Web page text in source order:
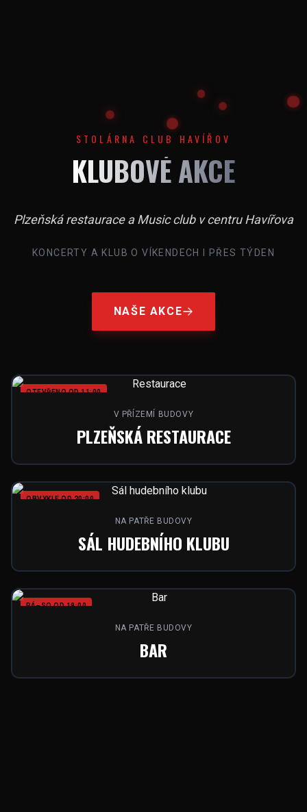
STOLÁRNA CLUB HAVÍŘOV
KLUBOVÉ AKCE
Plzeňská restaurace a Music club v centru Havířova
KONCERTY A KLUB O VÍKENDECH I PŘES TÝDEN
NAŠE AKCE
OTEVŘENO OD 11:00
V PŘÍZEMÍ BUDOVY
PLZEŇSKÁ RESTAURACE
OBVYKLE OD 20:00
NA PATŘE BUDOVY
SÁL HUDEBNÍHO KLUBU
PÁ–SO OD 19:00
NA PATŘE BUDOVY
BAR